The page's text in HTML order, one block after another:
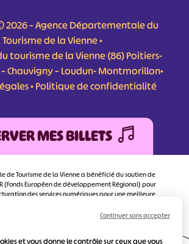
2026 – Agence Départementale du
Tourisme de la Vienne •
tourisme de la Vienne (86) Poitiers-
Chauvigny – Loudun- Montmorillon•
•Politique de confidentialité
MES BILLETS
de Tourisme de la Vienne a bénéficié du soutien de
(Fonds Européen de développement Régional) pour
des services numériques pour une meilleure
et vous donne le contrôle sur ceux que vous
Continuer sans accepter